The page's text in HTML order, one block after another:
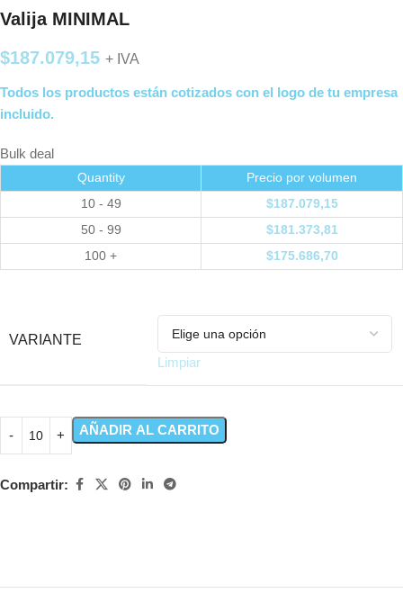
Valija MINIMAL
$187.079,15 + IVA
Todos los productos están cotizados con el logo de tu empresa
incluido.
Bulk deal
Quantity
Precio por volumen
10 - 49
$187.079,15
50 - 99
$181.373,81
100 +
$175.686,70
VARIANTE
Limpiar
AÑADIR AL CARRITO
Compartir: